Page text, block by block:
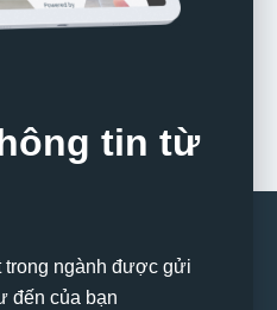
tin từ
trong ngành được gửi
đến của bạn